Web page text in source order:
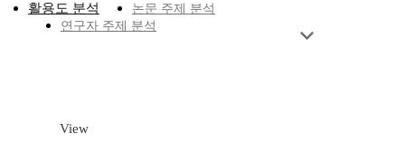
활용도 분석
논문 주제 분석
연구자 주제 분석
View